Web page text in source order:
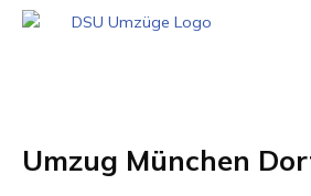
Umzug München